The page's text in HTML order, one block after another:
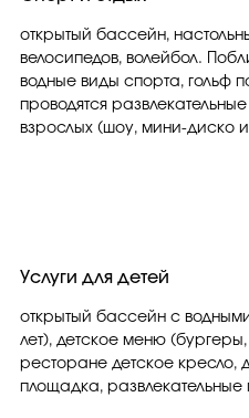
открытый бассейн,
велосипедов, волейбол.
водные виды спорта, гольф
проводятся
взрослых (шоу, мини-диско и
Услуги для детей
открытый бассейн с
лет), детское меню
ресторане детское кресло,
площадка,